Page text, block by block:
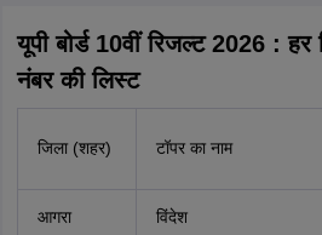
यूपी बोर्ड 10वीं रिजल्ट 2026 :
नंबर की लिस्ट
जिला (शहर) टॉपर का नाम
आगरा विंदेश